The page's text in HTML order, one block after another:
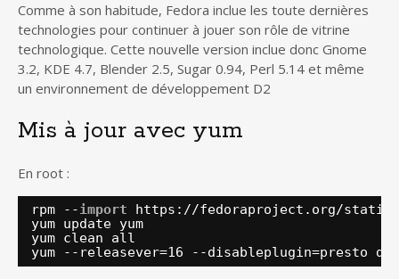
Comme à son habitude, Fedora inclue les toute dernières
technologies pour continuer à jouer son rôle de vitrine
technologique. Cette nouvelle version inclue donc Gnome
3.2, KDE 4.7, Blender 2.5, Sugar 0.94, Perl 5.14 et même
un environnement de développement D2
Mis à jour avec yum
En root :
rpm --import https: //fedoraproject .org/static/
yum update yum
yum clean all
yum --releasever=16 --disableplugin=presto